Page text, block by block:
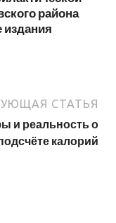
района
издания
СТАТЬЯ
и реальность о
калорий